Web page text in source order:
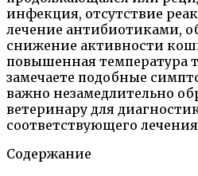
инфекция, отсутствие
лечение антибиотиками,
снижение активности
повышенная температура
замечаете подобные
важно незамедлительно
ветеринару для
соответствующего
Содержание